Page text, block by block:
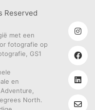
Reserved
met een
fotografie op
GS1
en
North.